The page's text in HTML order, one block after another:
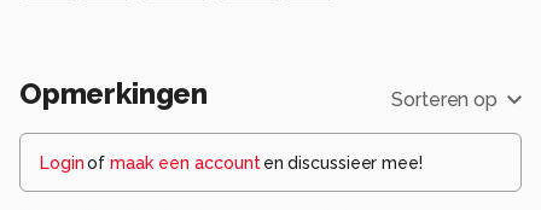
Opmerkingen Sorteren op
Loginof maak een account en discussieer mee!